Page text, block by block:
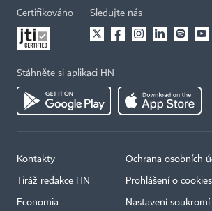
Certifikováno Sledujte nás
Stáhněte si aplikaci HN
Kontakty
Tiráž redakce HN
Economia
Ochrana osobních
Prohlášení o cookies
Nastavení soukromí